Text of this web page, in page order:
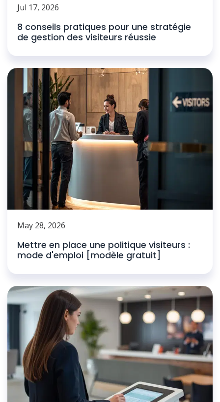
Jul 17, 2026
8 conseils pratiques pour une stratégie
de gestion des visiteurs réussie
May 28, 2026
Mettre en place une politique visiteurs :
mode d'emploi [modèle gratuit]